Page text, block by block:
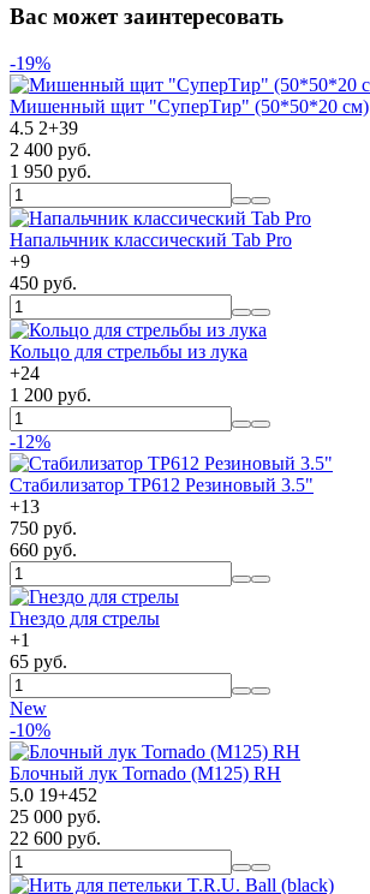
Вас может заинтересовать
-19%
Мишенный щит "СуперТир" (50*50*20 см)
4.5 2+39
2 400 руб.
1 950 руб.
Напальчник классический Tab Pro
+9
450 руб.
Кольцо для стрельбы из лука
+24
1 200 руб.
-12%
Стабилизатор TP612 Резиновый 3.5"
+13
750 руб.
660 руб.
Гнездо для стрелы
+1
65 руб.
New
-10%
Блочный лук Tornado (M125) RH
5.0 19+452
25 000 руб.
22 600 руб.